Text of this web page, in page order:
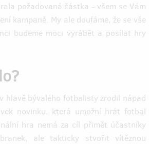
požadovaná částka - všem se Vám
kampaně. My ale doufáme, že se vše
budeme moci vyrábět a posílat hry
hlavě bývalého fotbalisty zrodil nápad
novinku, která umožní hrát fotbal
hra nemá za cíl přimět účastníky
ale takticky stvořit vítěznou